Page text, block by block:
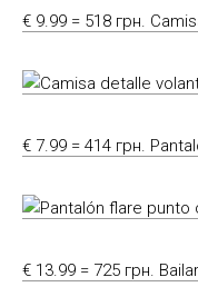
€ 9.99 = 518 грн.
€ 7.99 = 414 грн.
€ 13.99 = 725 грн.